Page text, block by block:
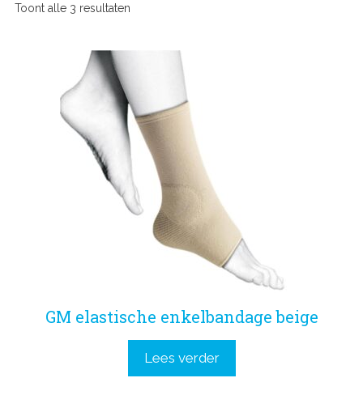
Toont alle 3 resultaten
GM elastische enkelbandage beige
Lees verder